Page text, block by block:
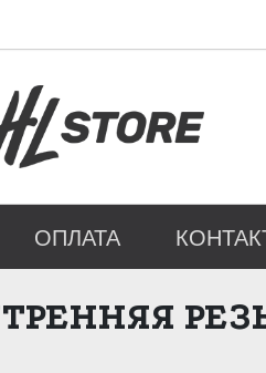
ОПЛАТА